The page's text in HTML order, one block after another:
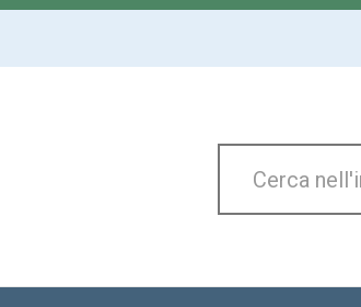
Prodotto